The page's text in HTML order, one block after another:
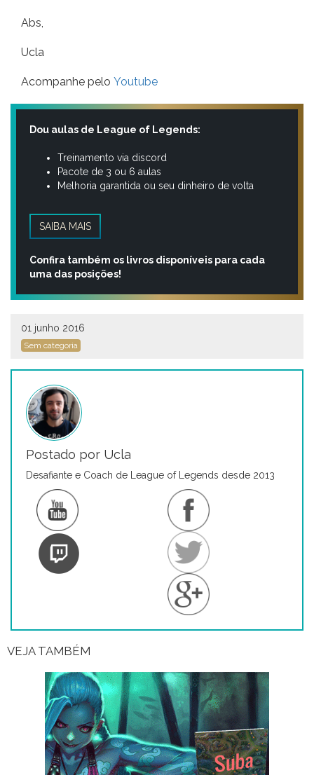
Abs,
Ucla
Acompanhe pelo Youtube
Dou aulas de League of Legends:
Treinamento via discord
Pacote de 3 ou 6 aulas
Melhoria garantida ou seu dinheiro de volta
SAIBA MAIS
Confira também os livros disponíveis para cada
uma das posições!
01 junho 2016
Sem categoria
Postado por Ucla
Desafiante e Coach de League of Legends desde 2013
VEJA TAMBÉM